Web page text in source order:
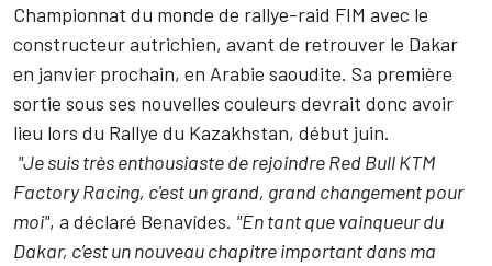
Championnat du monde de rallye-raid FIM avec le
constructeur autrichien, avant de retrouver le Dakar
en janvier prochain, en Arabie saoudite. Sa première
sortie sous ses nouvelles couleurs devrait donc avoir
lieu lors du Rallye du Kazakhstan, début juin.
"Je suis très enthousiaste de rejoindreRed Bull KTM
Factory Racing, c'est un grand, grand changement pour
moi", a déclaré Benavídes. "En tant que vainqueur du
Dakar, c’est un nouveau chapitre important dans ma